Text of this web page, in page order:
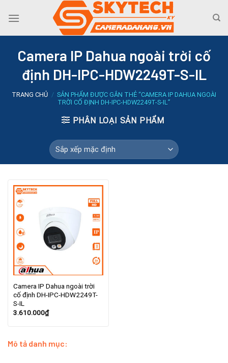
Camera IP Dahua ngoài trời cố
định DH-IPC-HDW2249T-S-IL
TRANG CHỦ / SẢN PHẨM ĐƯỢC GẮN THẺ “CAMERA IP DAHUA NGOÀI
TRỜI CỐ ĐỊNH DH-IPC-HDW2249T-S-IL”
PHÂN LOẠI SẢN PHẨM
Camera IP Dahua ngoài trời
cố định DH-IPC-HDW2249T-
S-IL
3.610.000₫
Mô tả danh mục: